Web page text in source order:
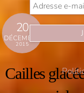
20
DÉCEMBRE
2015
Cailles